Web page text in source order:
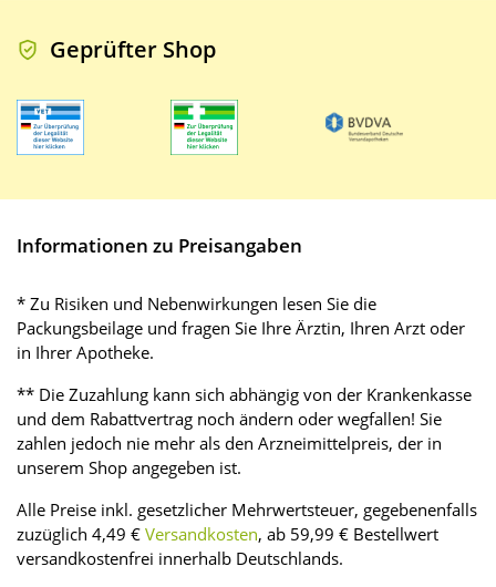
Geprüfter Shop
Informationen zu Preisangaben
* Zu Risiken und Nebenwirkungen lesen Sie die
Packungsbeilage und fragen Sie Ihre Ärztin, Ihren Arzt oder
in Ihrer Apotheke.
** Die Zuzahlung kann sich abhängig von der Krankenkasse
und dem Rabattvertrag noch ändern oder wegfallen! Sie
zahlen jedoch nie mehr als den Arzneimittelpreis, der in
unserem Shop angegeben ist.
Alle Preise inkl. gesetzlicher Mehrwertsteuer, gegebenenfalls
zuzüglich 4,49 € Versandkosten, ab 59,99 € Bestellwert
versandkostenfrei innerhalb Deutschlands.